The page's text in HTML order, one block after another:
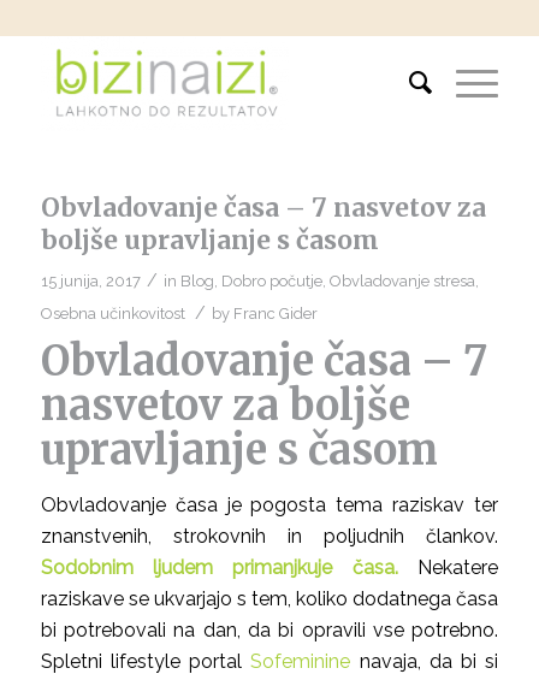
Obvladovanje časa – 7 nasvetov za
boljše upravljanje s časom
15 junija, 2017 / in Blog, Dobro počutje, Obvladovanje stresa,
Osebna učinkovitost
/ by Franc Gider
Obvladovanje časa – 7
nasvetov za boljše
upravljanje s časom
Obvladovanje časa je pogosta tema raziskav ter
znanstvenih, strokovnih in poljudnih člankov.
Sodobnim ljudem primanjkuje časa.Nekatere
raziskave se ukvarjajo s tem, koliko dodatnega časa
bi potrebovali na dan, da bi opravili vse potrebno.
Spletni lifestyleportalSofeminine navaja, da bi si